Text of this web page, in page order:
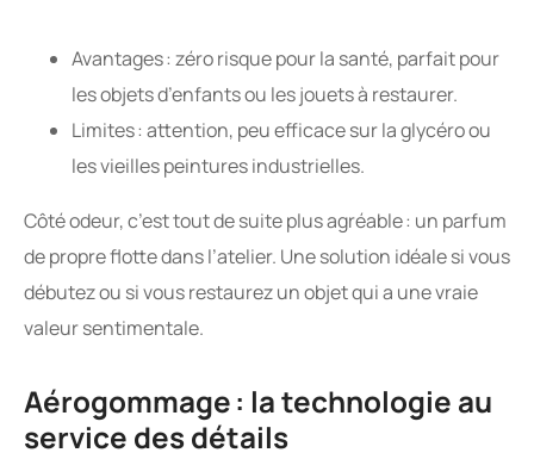
Avantages : zéro risque pour la santé, parfait pour
les objets d’enfants ou les jouets à restaurer.
Limites : attention, peu efficace sur la glycéro ou
les vieilles peintures industrielles.
Côté odeur, c’est tout de suite plus agréable : un parfum
de propre flotte dans l’atelier. Une solution idéale si vous
débutez ou si vous restaurez un objet qui a une vraie
valeur sentimentale.
Aérogommage : la technologie au
service des détails